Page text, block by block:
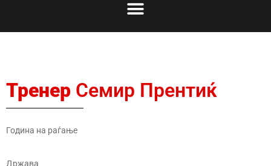
Тренер Семир Прентиќ
Година на раѓање
Држава